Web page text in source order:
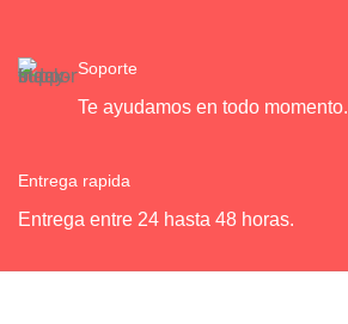
Soporte
Te ayudamos en todo momento.
Entrega rapida
Entrega entre 24 hasta 48 horas.